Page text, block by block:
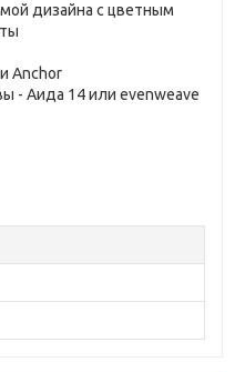
дизайна с цветным
Anchor
- Аида 14 или evenweave